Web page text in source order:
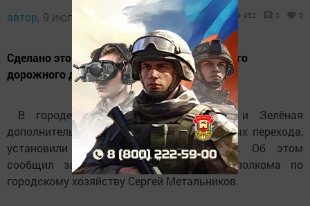
автор, 9 июля 2023 - 10:27 952 0 0
Сделано это с целью повышения безопасного
дорожного движения.
В городе по улицам Профсоюзная и Зелёная
дополнительно установили два пешеходных перехода,
установили знаки и нанесли разметку. Об этом
сообщил заместитель руководителя исполкома по
городскому хозяйству Сергей Метальников.